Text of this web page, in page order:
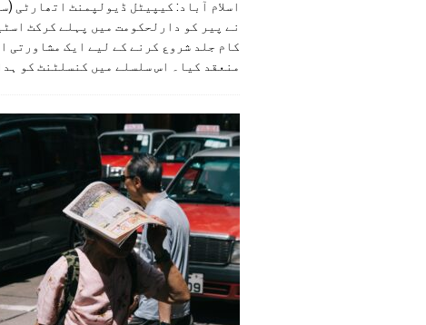
اسلام آباد: کیپیٹل ڈیولپمنٹ اتھارٹی
نے پیر کو دارلحکومت میں پہلے کرکٹ
کام جلد شروع کرنے کے لیے ایک مشاورتی
منعقد کیا۔ اس سلسلے میں کنسلٹنٹ کو